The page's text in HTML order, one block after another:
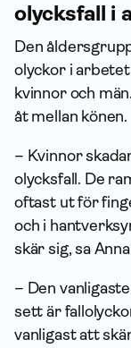
olycksfall i
Den
olyckor i
kvinnor och
åt mellan könen.
– Kvinnor
olycksfall. De
oftast ut för
och i
skär sig, sa
– Den
sett är
vanligast att